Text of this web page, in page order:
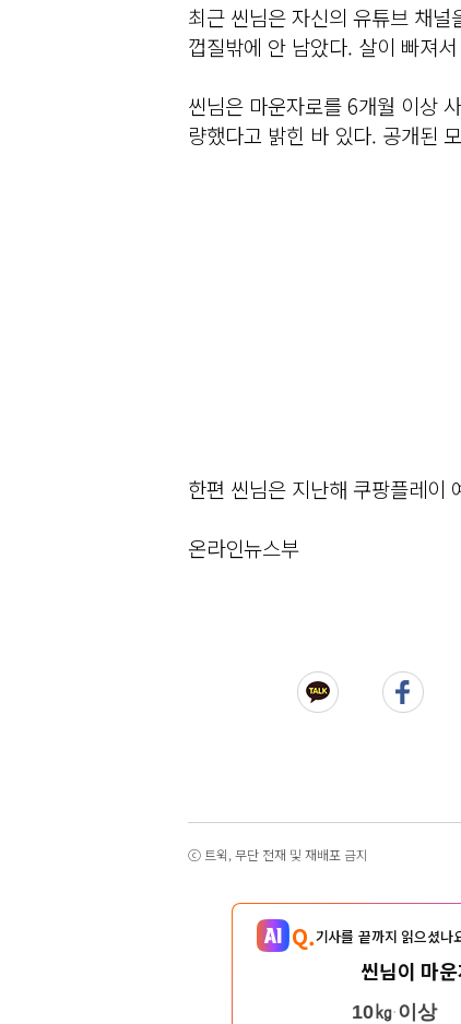
최근 씬님은 자신의 유튜브 채널
껍질밖에 안 남았다. 살이 빠져
씬님은 마운자로를 6개월 이상
량했다고 밝힌 바 있다. 공개된
한편 씬님은 지난해 쿠팡플레이
온라인뉴스부
ⓒ 트윅, 무단 전재 및 재배포 금지
Q.기사를 끝까지 읽으셨나
씬님이 마
10㎏ 이상